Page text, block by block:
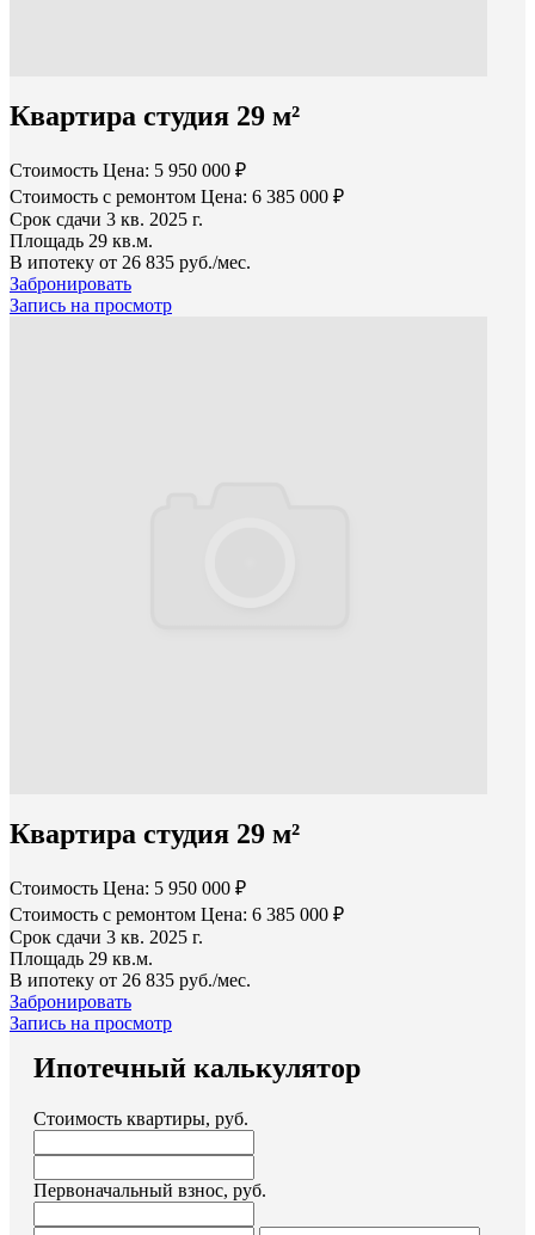
Квартира студия 29 м²
Стоимость Цена: 5 950 000 ₽
Стоимость с ремонтом Цена: 6 385 000 ₽
Срок сдачи 3 кв. 2025 г.
Площадь 29 кв.м.
В ипотеку от 26 835 руб./мес.
Забронировать
Запись на просмотр
Квартира студия 29 м²
Стоимость Цена: 5 950 000 ₽
Стоимость с ремонтом Цена: 6 385 000 ₽
Срок сдачи 3 кв. 2025 г.
Площадь 29 кв.м.
В ипотеку от 26 835 руб./мес.
Забронировать
Запись на просмотр
Ипотечный калькулятор
Стоимость квартиры, руб.
Первоначальный взнос, руб.